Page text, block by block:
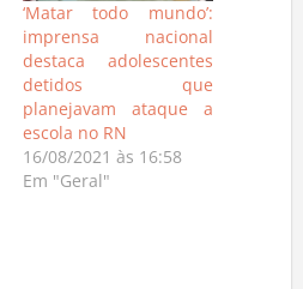
‘Matar todo mundo’:
imprensa nacional
destaca adolescentes
detidos que
planejavam ataque a
escola no RN
16/08/2021 às 16:58
Em "Geral"